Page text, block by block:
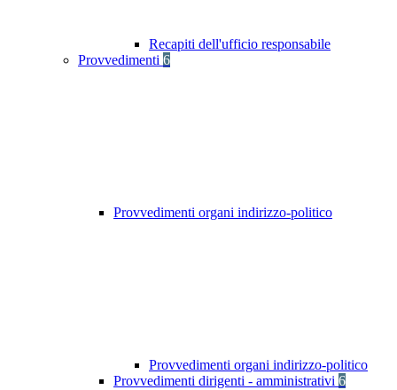
Recapiti dell'ufficio responsabile
Provvedimenti 6
Provvedimenti organi indirizzo-politico
Provvedimenti organi indirizzo-politico
Provvedimenti dirigenti - amministrativi 6